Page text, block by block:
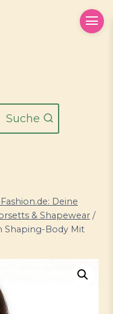
Suche
Deine
& Shapewear /
Shaping-Body Mit